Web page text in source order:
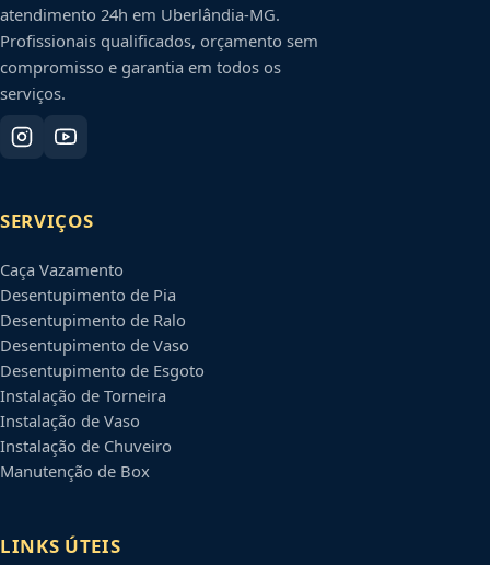
atendimento 24h em Uberlândia-MG.
Profissionais qualificados, orçamento sem
compromisso e garantia em todos os
serviços.
SERVIÇOS
Caça Vazamento
Desentupimento de Pia
Desentupimento de Ralo
Desentupimento de Vaso
Desentupimento de Esgoto
Instalação de Torneira
Instalação de Vaso
Instalação de Chuveiro
Manutenção de Box
LINKS ÚTEIS